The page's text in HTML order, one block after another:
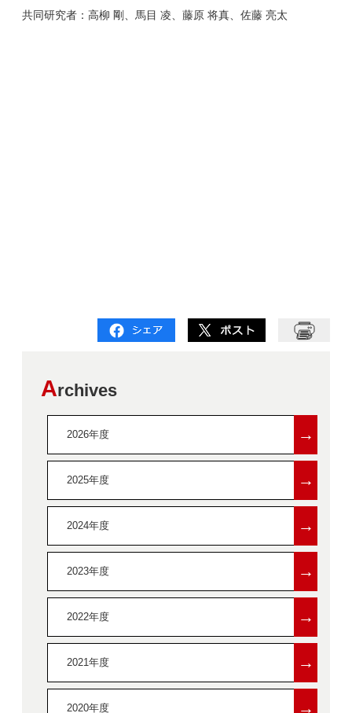
共同研究者：高柳 剛、馬目 凌、藤原 将真、佐藤 亮太
Archives
2026年度 →
2025年度 →
2024年度 →
2023年度 →
2022年度 →
2021年度 →
2020年度 →